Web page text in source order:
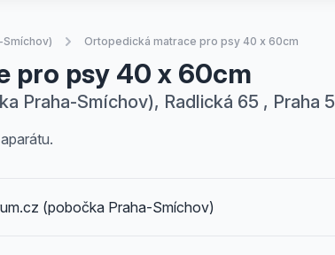
Ortopedická matrace pro psy 40 x 60cm
pro psy 40 x 60cm
Praha-Smíchov), Radlická 65 , Praha 5
(pobočka Praha-Smíchov)